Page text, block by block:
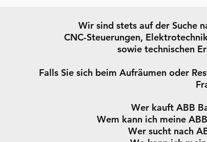
Wir sind stets auf der Suche
CNC-Steuerungen,
sowie technischen
Falls Sie sich beim Aufräumen oder
Wer kauft ABB
Wem kann ich meine
Wer sucht nach